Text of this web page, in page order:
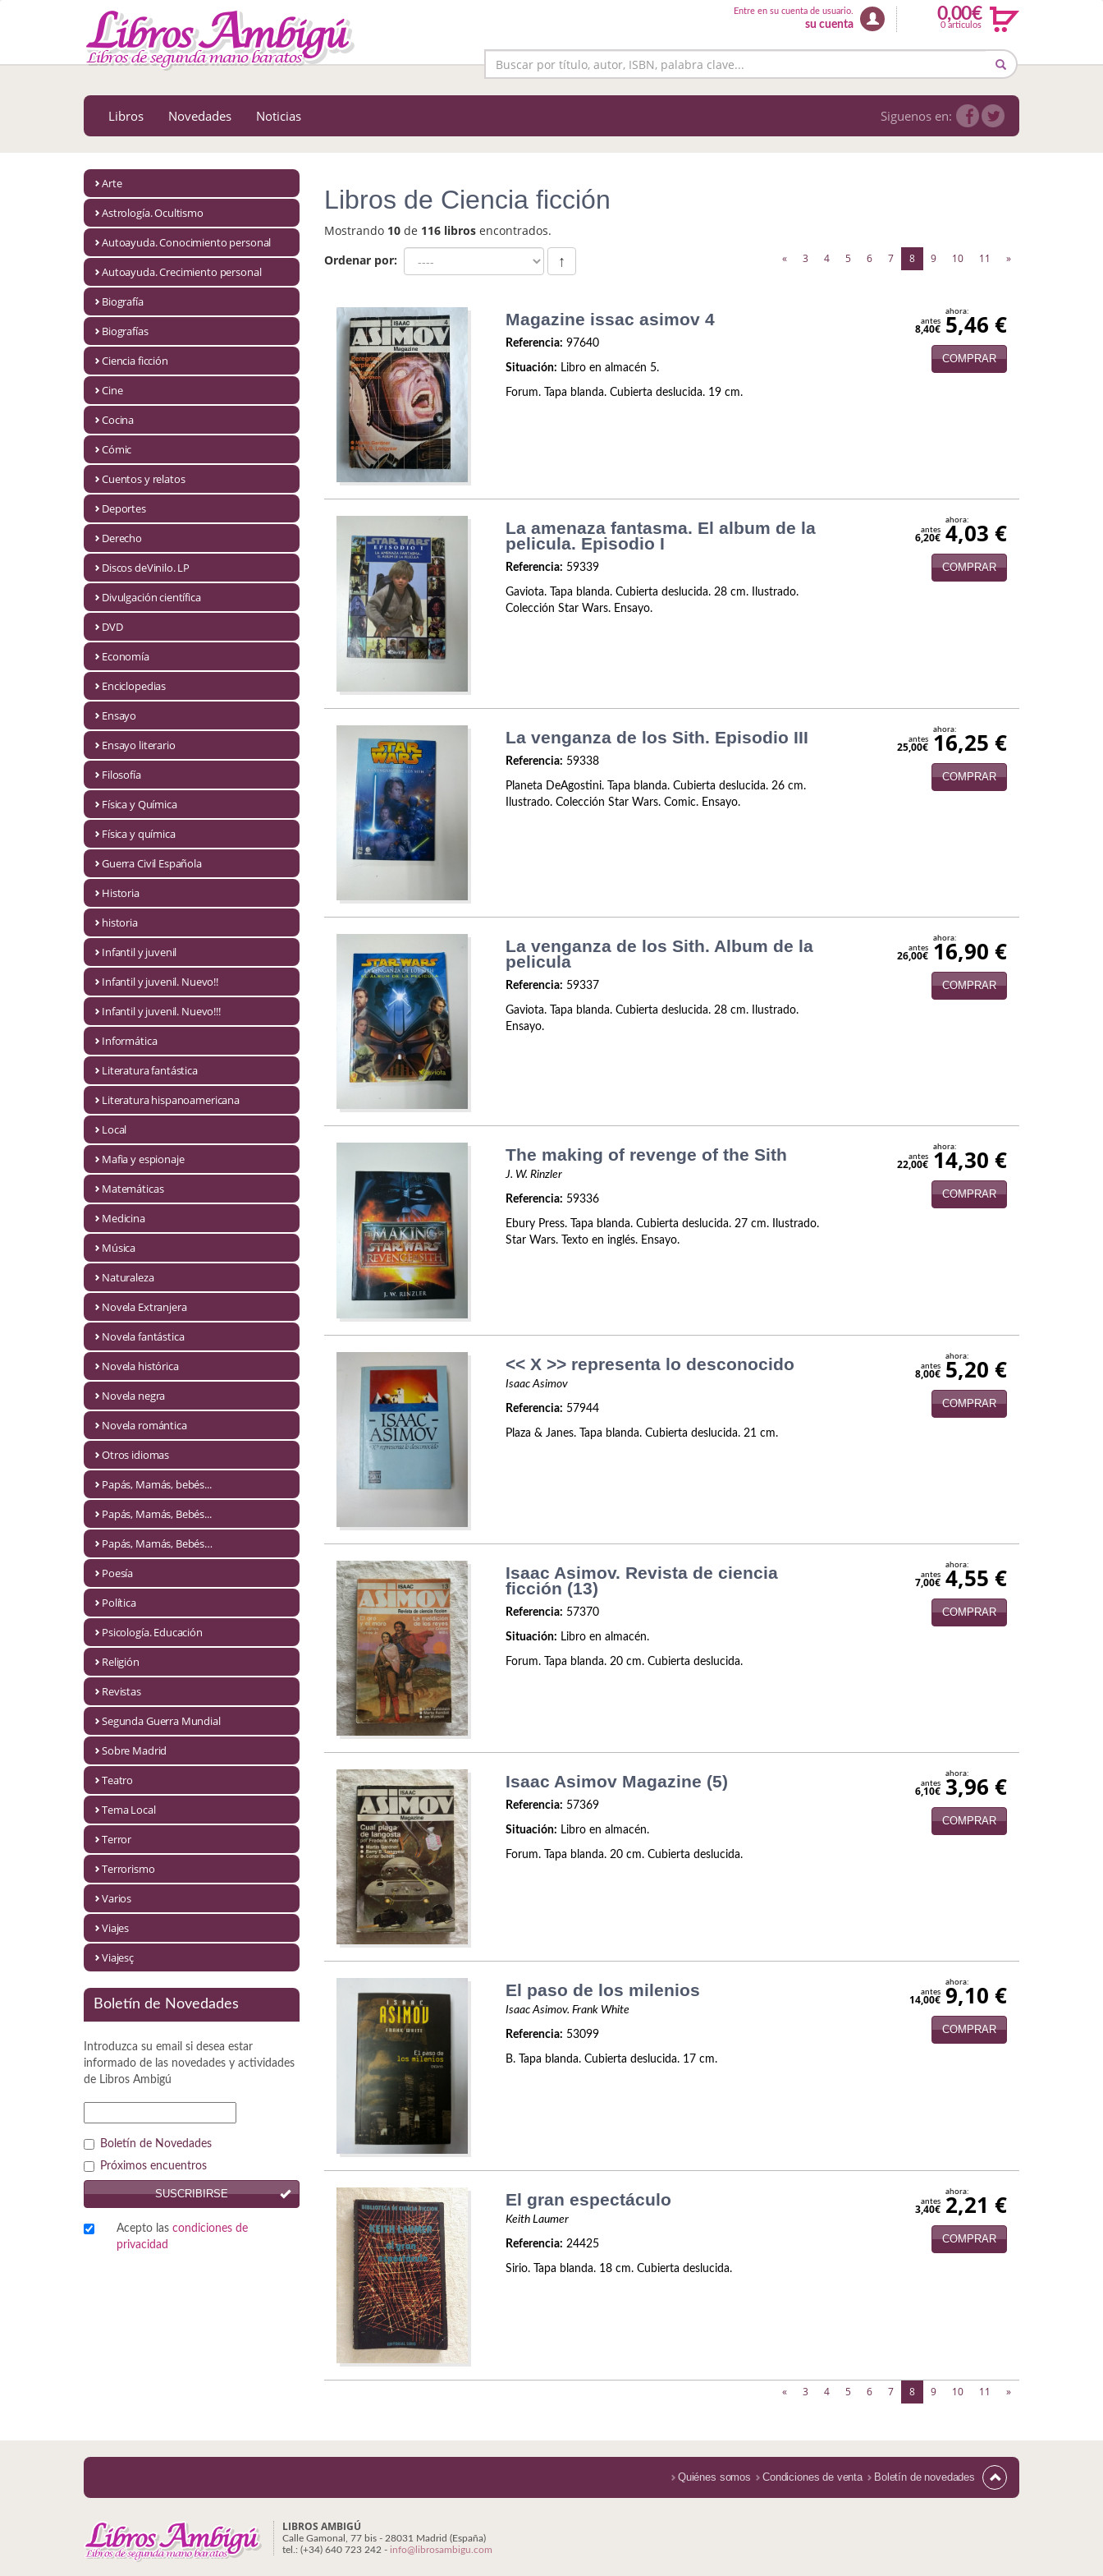
MENÚ PRINCIPAL
Astrología. Ocultismo
Autoayuda. Conocimiento personal
Autoayuda. Crecimiento personal
Ciencia ficción
Cuentos y relatos
Discos deVinilo. LP
Divulgación científica
Ensayo literario
Guerra Civil Española
Infantil y juvenil
Infantil y juvenil. Nuevo!!
Infantil y juvenil. Nuevo!!!
Literatura fantástica
Literatura hispanoamericana
Mafia y espionaje
Novela Extranjera
Novela fantástica
Novela romántica
Otros idiomas
Papás, Mamás, bebés...
Papás, Mamás, Bebés...
Papás, Mamás, Bebés…
Psicología. Educación
Segunda Guerra Mundial
Entre en su cuenta de usuario.
su cuenta
0,00€
0 articulos
Libros Novedades Noticias Siguenos en:
Arte
Astrología. Ocultismo
Autoayuda. Conocimiento personal
Autoayuda. Crecimiento personal
Biografía
Biografías
Ciencia ficción
Cine
Cocina
Cómic
Cuentos y relatos
Deportes
Derecho
Discos deVinilo. LP
Divulgación científica
DVD
Economía
Enciclopedias
Ensayo
Ensayo literario
Filosofía
Física y Química
Física y química
Guerra Civil Española
Historia
historia
Infantil y juvenil
Infantil y juvenil. Nuevo!!
Infantil y juvenil. Nuevo!!!
Informática
Literatura fantástica
Literatura hispanoamericana
Local
Mafia y espionaje
Matemáticas
Medicina
Música
Naturaleza
Novela Extranjera
Novela fantástica
Novela histórica
Novela negra
Novela romántica
Otros idiomas
Papás, Mamás, bebés...
Papás, Mamás, Bebés...
Papás, Mamás, Bebés…
Poesía
Política
Psicología. Educación
Religión
Revistas
Segunda Guerra Mundial
Sobre Madrid
Teatro
Tema Local
Terror
Terrorismo
Varios
Viajes
Viajesç
Boletín de Novedades
Introduzca su email si desea estar
informado de las novedades y actividades
de Libros Ambigú
Boletín de Novedades
Próximos encuentros
SUSCRIBIRSE
Acepto las condiciones de
privacidad
Libros de Ciencia ficción
Mostrando 10de 116 librosencontrados.
Ordenar por:
↑ « 3 4 5 6 7 8(current)
9 10 11 »
Magazine issac asimov 4
Referencia: 97640
Situación: Libro en almacén 5.
Forum. Tapa blanda. Cubierta deslucida. 19 cm.
antes
8,40€
ahora:
5,46 €
COMPRAR
La amenaza fantasma. El album de la
pelicula. Episodio I
Referencia: 59339
Gaviota. Tapa blanda. Cubierta deslucida. 28 cm. Ilustrado.
Colección Star Wars. Ensayo.
antes
6,20€
ahora:
4,03 €
COMPRAR
La venganza de los Sith. Episodio III
Referencia: 59338
Planeta DeAgostini. Tapa blanda. Cubierta deslucida. 26 cm.
Ilustrado. Colección Star Wars. Comic. Ensayo.
antes
25,00€
ahora:
16,25 €
COMPRAR
La venganza de los Sith. Album de la
pelicula
Referencia: 59337
Gaviota. Tapa blanda. Cubierta deslucida. 28 cm. Ilustrado.
Ensayo.
antes
26,00€
ahora:
16,90 €
COMPRAR
The making of revenge of the Sith
J. W. Rinzler
Referencia: 59336
Ebury Press. Tapa blanda. Cubierta deslucida. 27 cm. Ilustrado.
Star Wars. Texto en inglés. Ensayo.
antes
22,00€
ahora:
14,30 €
COMPRAR
<< X >> representa lo desconocido
Isaac Asimov
Referencia: 57944
Plaza & Janes. Tapa blanda. Cubierta deslucida. 21 cm.
antes
8,00€
ahora:
5,20 €
COMPRAR
Isaac Asimov. Revista de ciencia
ficción (13)
Referencia: 57370
Situación: Libro en almacén.
Forum. Tapa blanda. 20 cm. Cubierta deslucida.
antes
7,00€
ahora:
4,55 €
COMPRAR
Isaac Asimov Magazine (5)
Referencia: 57369
Situación: Libro en almacén.
Forum. Tapa blanda. 20 cm. Cubierta deslucida.
antes
6,10€
ahora:
3,96 €
COMPRAR
El paso de los milenios
Isaac Asimov. Frank White
Referencia: 53099
B. Tapa blanda. Cubierta deslucida. 17 cm.
antes
14,00€
ahora:
9,10 €
COMPRAR
El gran espectáculo
Keith Laumer
Referencia: 24425
Sirio. Tapa blanda. 18 cm. Cubierta deslucida.
antes
3,40€
ahora:
2,21 €
COMPRAR
« 3 4 5 6 7 8(current)
9 10 11 »
Quiénes somos Condiciones de venta Boletín de novedades
LIBROS AMBIGÚ
Calle Gamonal, 77 bis - 28031 Madrid (España)
tel.: (+34) 640 723 242 -info@librosambigu.com